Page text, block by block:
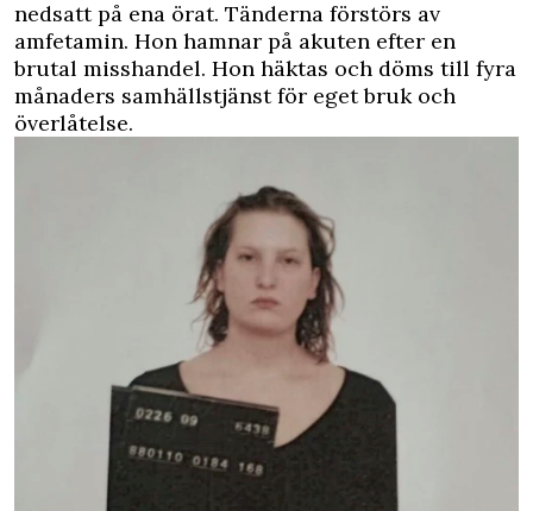
nedsatt på ena örat. Tänderna förstörs av
amfetamin. Hon hamnar på akuten efter en
brutal misshandel. Hon häktas och döms till fyra
månaders samhällstjänst för eget bruk och
överlåtelse.